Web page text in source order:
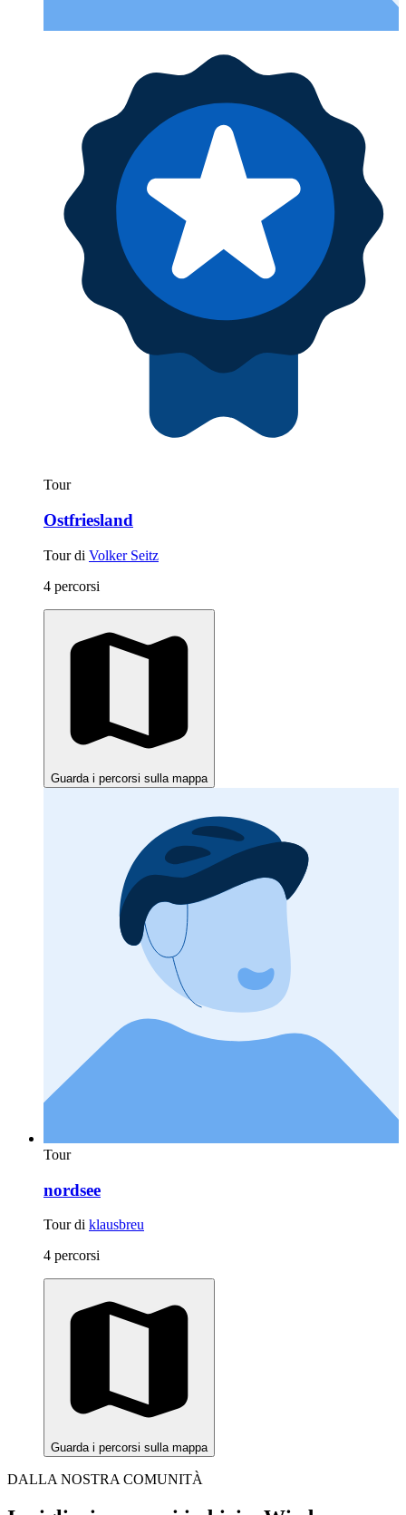
Tour
Ostfriesland
Tour di Volker Seitz
4 percorsi
Guarda i percorsi sulla mappa
Tour
nordsee
Tour di klausbreu
4 percorsi
Guarda i percorsi sulla mappa
DALLA NOSTRA COMUNITÀ